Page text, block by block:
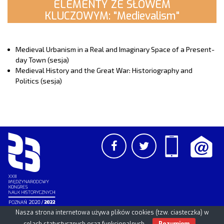
ELEMENTY ZE SŁOWEM
KLUCZOWYM: "Medievalism"
Medieval Urbanism in a Real and Imaginary Space of a Present-
day Town (sesja)
Medieval History and the Great War: Historiography and
Politics (sesja)
UAM/PAN © 2026
Nasza strona internetowa używa plików cookies (tzw. ciasteczka) w